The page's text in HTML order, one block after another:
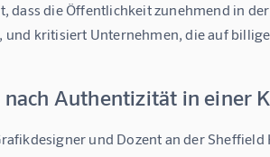
dass die Öffentlichkeit zunehmend in
und kritisiert Unternehmen, die auf
nach Authentizität in einer
und Dozent an der